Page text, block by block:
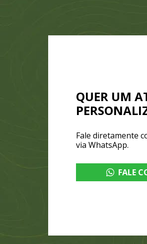
QUER UM
Fale diretamente
via WhatsApp.
FALE